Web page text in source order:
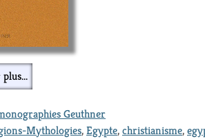
Geuthner
Mythologies,Egypte,christianisme,